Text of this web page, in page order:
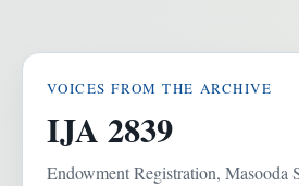
VOICES FROM THE ARCHIVE
IJA 2839
Endowment Registration, Masooda